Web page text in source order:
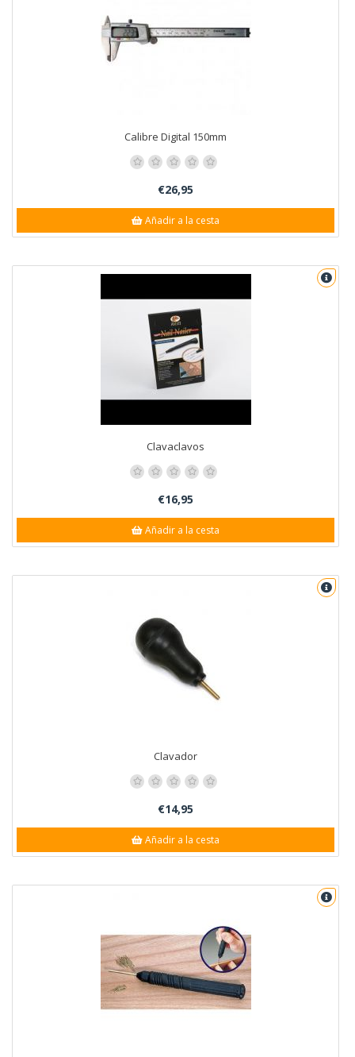
Calibre Digital 150mm
€26,95
Añadir a la cesta
Clavaclavos
€16,95
Añadir a la cesta
Clavador
€14,95
Añadir a la cesta